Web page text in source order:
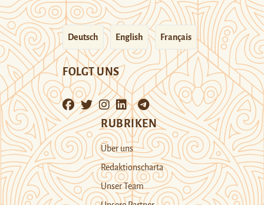
Deutsch English Français
FOLGT UNS
RUBRIKEN
Über uns
Redaktionscharta
Unser Team